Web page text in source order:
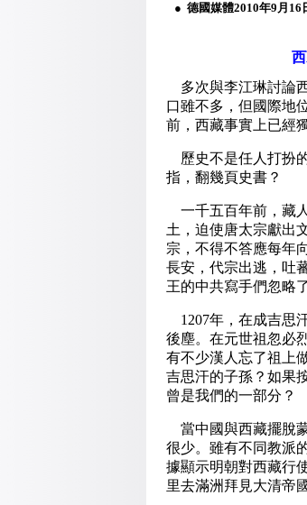
● 德國媒體2010年9月16
多次與李江琳討論
口雖不多，但國際地
前，西藏事實上已經
歷史不是任人打扮
指，翻幾頁史書？
一千五百年前，藏
土，迫使唐太宗獻出
宗，不得不答應每年
長安，代宗出逃，吐
王的中共寫手們忽略
1207年，在成吉思
後塵。在元世祖忽必
有不少漢人忘了祖上
吉思汗的子孫？如果
曾是我們的一部分？
當中國與西藏擺脫
很少。雖有不同教派
據顯示明朝對西藏行
里去滿洲拜見大清帝